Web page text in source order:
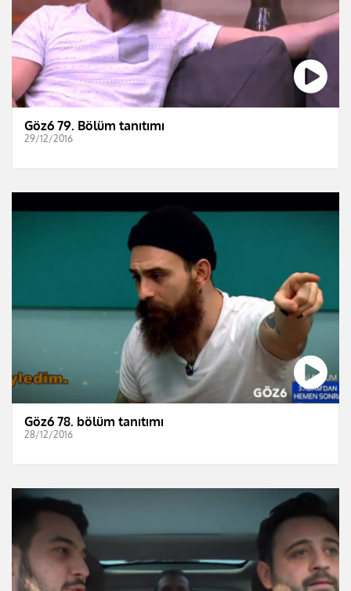
Göz6 79. Bölüm tanıtımı
29/12/2016
Göz6 78. bölüm tanıtımı
28/12/2016